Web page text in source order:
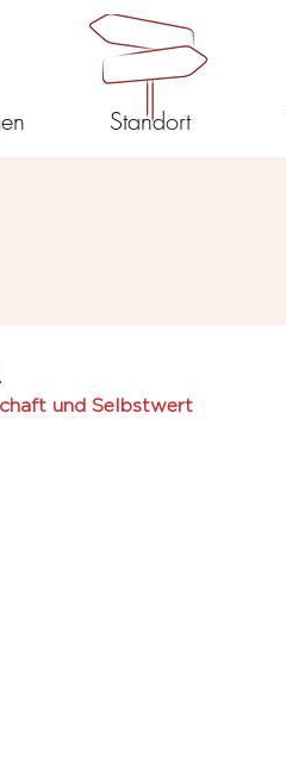
Standort
und Selbstwert